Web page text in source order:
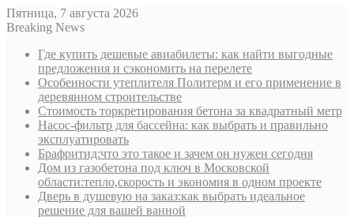
Пятница, 7 августа 2026
Breaking News
Где купить дешевые авиабилеты: как найти выгодные
предложения и сэкономить на перелете
Особенности утеплителя Политерм и его применение в
деревянном строительстве
Стоимость торкретирования бетона за квадратный метр
Насос-фильтр для бассейна: как выбрать и правильно
эксплуатировать
Брафритид:что это такое и зачем он нужен сегодня
Дом из газобетона под ключ в Московской
области:тепло,скорость и экономия в одном проекте
Дверь в душевую на заказ:как выбрать идеальное
решение для вашей ванной